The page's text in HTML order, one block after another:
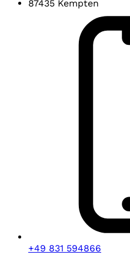
87435 Kempten
+49 831 594866